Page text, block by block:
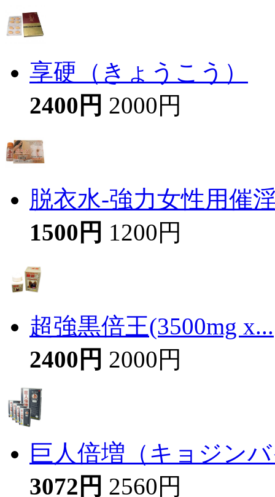
享硬（きょうこう）
2400円 2000円
脱衣水-強力女性用催
1500円 1200円
超強黒倍王(3500mg x...
2400円 2000円
巨人倍増（キョジン
3072円 2560円